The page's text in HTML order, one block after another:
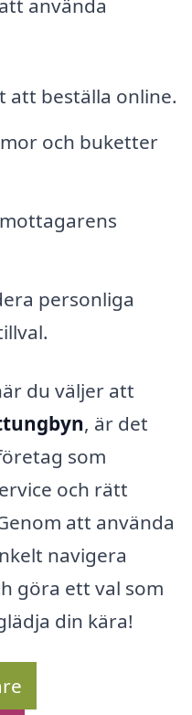
använda
att beställa online.
och buketter
personliga
du väljer att
, är det
som
och rätt
att använda
navigera
göra ett val som
din kära!